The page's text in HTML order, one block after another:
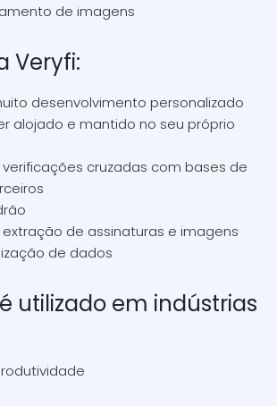
de imagens
Veryfi:
desenvolvimento personalizado
alojado e mantido no seu próprio
cruzadas com bases de
de assinaturas e imagens
de dados
utilizado em indústrias